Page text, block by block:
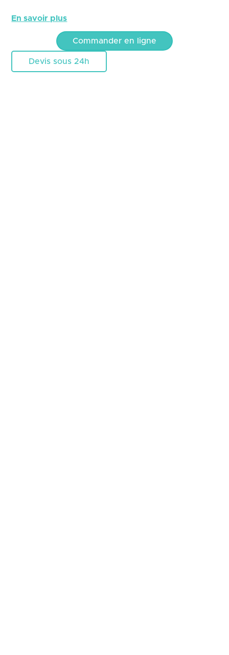
En savoir plus
Commander en ligne
Devis sous 24h